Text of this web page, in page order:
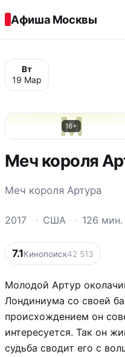
Афиша Москвы
Вт
19 Мар
М
16+
Меч короля
Меч короля Артура
2017 · США · 126 мин.
7.1Кинопоиск42 513
Молодой Артур
Лондиниума со своей
происхождением он
интересуется. Так он
судьба сводит его с